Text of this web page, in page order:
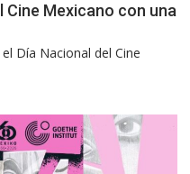
Cine Mexicano con una
Día Nacional del Cine